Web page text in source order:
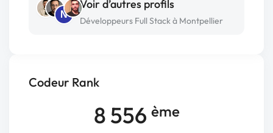
Codeur Rank
8 556 ème
N
Voir d’autres profils
Développeurs Full Stack à Montpellier